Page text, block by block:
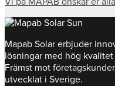
Mapab Solar erbjuder
lösningar med hög
Främst mot
utvecklat i Sverige.